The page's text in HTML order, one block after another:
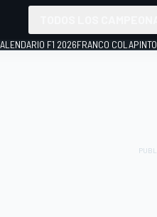
F1 2026FRANCO COLAPINTO